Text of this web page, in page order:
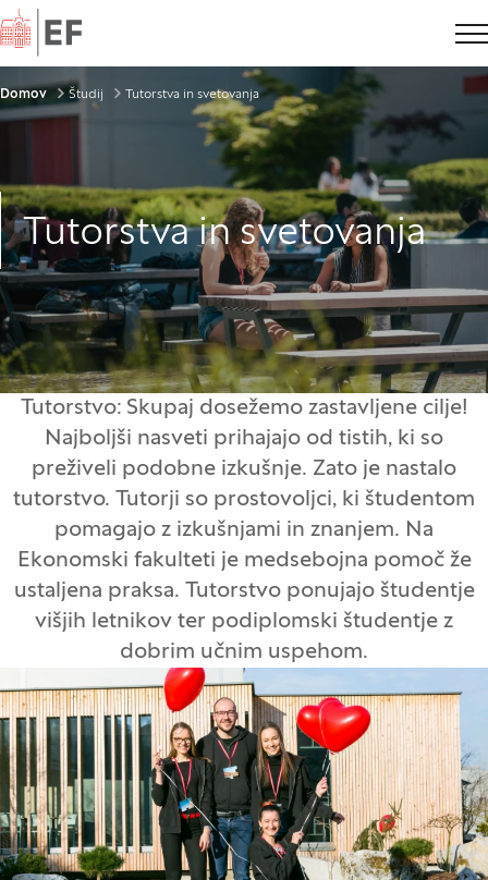
Domov
Drobtinice
Domov Študij Tutorstva in svetovanja
Tutorstva in svetovanja
Tutorstvo: Skupaj dosežemo zastavljene cilje!
Najboljši nasveti prihajajo od tistih, ki so
preživeli podobne izkušnje. Zato je nastalo
tutorstvo. Tutorji so prostovoljci, ki študentom
pomagajo z izkušnjami in znanjem. Na
Ekonomski fakulteti je medsebojna pomoč že
ustaljena praksa. Tutorstvo ponujajo študentje
višjih letnikov ter podiplomski študentje z
dobrim učnim uspehom.